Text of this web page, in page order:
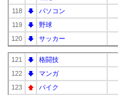
118
パソコン
119
野球
120
サッカー
121 格闘技
122
マンガ
123
バイク